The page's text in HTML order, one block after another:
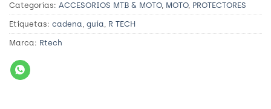
Categorías: ACCESORIOS MTB & MOTO, MOTO, PROTECTORES
Etiquetas: cadena, guía, R TECH
Marca: Rtech